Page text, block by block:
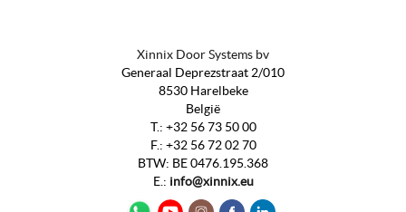
Xinnix Door Systems bv
Generaal Deprezstraat 2/010
8530 Harelbeke
België
T.: +32 56 73 50 00
F.: +32 56 72 02 70
BTW: BE 0476.195.368
E.: info@xinnix.eu